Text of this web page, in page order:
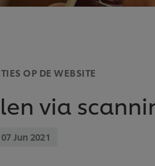
OP DE WEBSITE
via
07 Jun 2021